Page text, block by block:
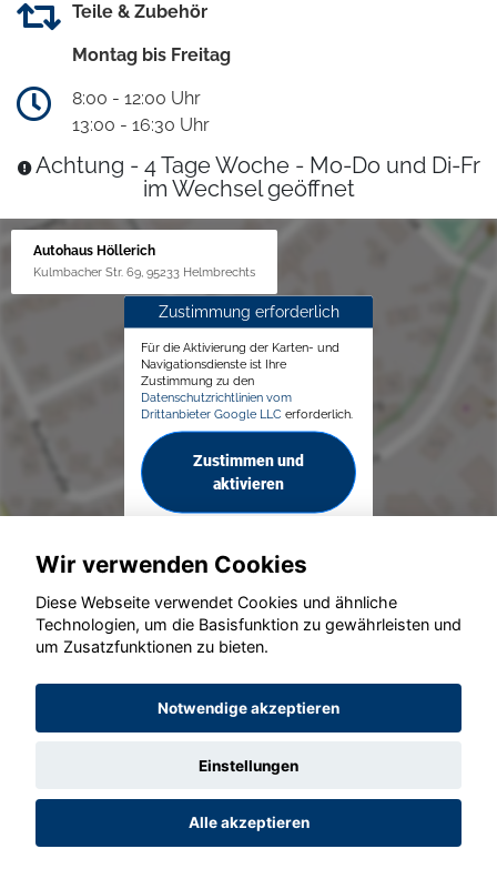
Teile & Zubehör
Montag bis Freitag
8:00 - 12:00 Uhr
13:00 - 16:30 Uhr
Achtung - 4 Tage Woche - Mo-Do und Di-Fr
im Wechsel geöffnet
Autohaus Höllerich
Kulmbacher Str. 69, 95233 Helmbrechts
Zustimmung erforderlich
Für die Aktivierung der Karten- und
Navigationsdienste ist Ihre
Zustimmung zu den
Datenschutzrichtlinien vom
Drittanbieter Google LLC erforderlich.
Zustimmen und
aktivieren
© konjunkturmotor.de GmbH 2020 - 2026
Wir verwenden Cookies
Diese Webseite verwendet Cookies und ähnliche
Technologien, um die Basisfunktion zu gewährleisten und
um Zusatzfunktionen zu bieten.
Notwendige akzeptieren
Einstellungen
Alle akzeptieren